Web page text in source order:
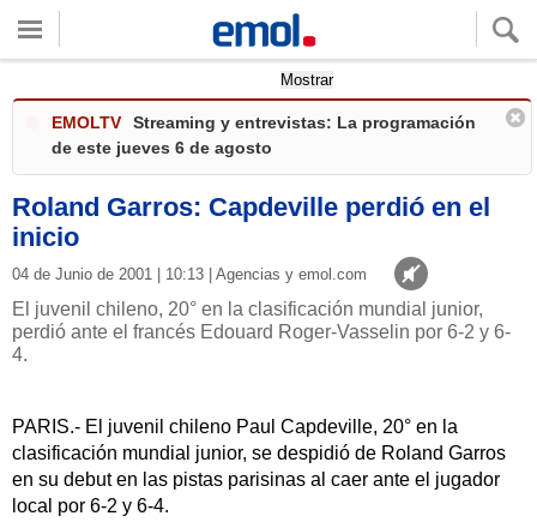
Mostrar
EMOLTV
Streaming y entrevistas: La programación
de este jueves 6 de agosto
Roland Garros: Capdeville perdió en el
inicio
04 de Junio de 2001 | 10:13 | Agencias y emol.com
El juvenil chileno, 20° en la clasificación mundial junior,
perdió ante el francés Edouard Roger-Vasselin por 6-2 y 6-
4.
PARIS.- El juvenil chileno Paul Capdeville, 20° en la
clasificación mundial junior, se despidió de Roland Garros
en su debut en las pistas parisinas al caer ante el jugador
local por 6-2 y 6-4.